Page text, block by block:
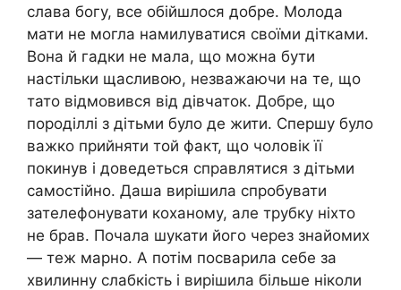
слава богу, все обійшлося добре. Молода
мати не могла намилуватися своїми дітками.
Вона й гадки не мала, що можна бути
настільки щасливою, незважаючи на те, що
тато відмовився від дівчаток. Добре, що
породіллі з дітьми було де жити. Спершу було
важко прийняти той факт, що чоловік її
покинув і доведеться справлятися з дітьми
самостійно. Даша вирішила спробувати
зателефонувати коханому, але трубку ніхто
не брав. Почала шукати його через знайомих
— теж марно. А потім посварила себе за
хвилинну слабкість і вирішила більше ніколи